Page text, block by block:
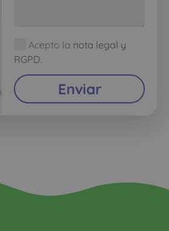
Acepto la nota legal y
RGPD.
Enviar